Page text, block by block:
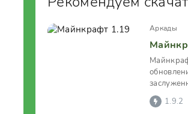
Аркады
название
Новая1.9.2